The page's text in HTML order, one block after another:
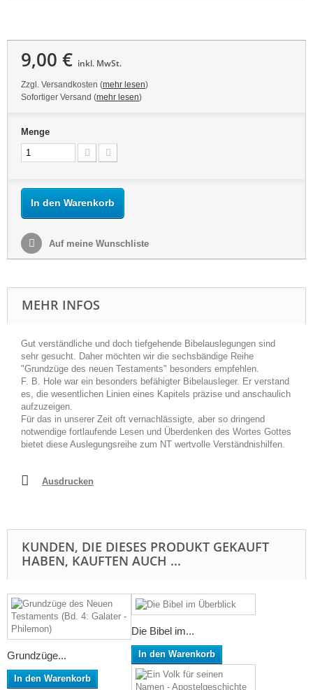
9,00 € inkl. MwSt.
Zzgl. Versandkosten (mehr lesen)
Sofortiger Versand (mehr lesen)
Menge
In den Warenkorb
Auf meine Wunschliste
MEHR INFOS
Gut verständliche und doch tiefgehende Bibelauslegungen sind
sehr gesucht. Daher möchten wir die sechsbändige Reihe
"Grundzüge des neuen Testaments" besonders empfehlen.
F. B. Hole war ein besonders befähigter Bibelausleger. Er verstand
es, die wesentlichen Linien eines Kapitels präzise und anschaulich
aufzuzeigen.
Für das in unserer Zeit oft vernachlässigte, aber so dringend
notwendige fortlaufende Lesen und Überdenken des Wortes Gottes
bietet diese Auslegungsreihe zum NT wertvolle Verständnishilfen.
Ausdrucken
KUNDEN, DIE DIESES PRODUKT GEKAUFT
HABEN, KAUFTEN AUCH ...
Grundzüge...
In den Warenkorb
Die Bibel im...
In den Warenkorb